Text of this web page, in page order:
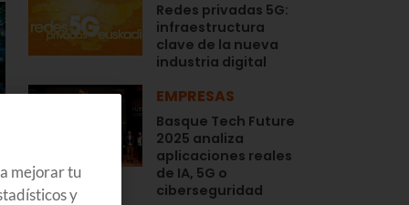
Redes privadas 5G:
infraestructura
clave de la nueva
industria digital
EMPRESAS
Basque Tech Future
2025 analiza
aplicaciones reales
de IA, 5G o
ciberseguridad
mejorar tu
y